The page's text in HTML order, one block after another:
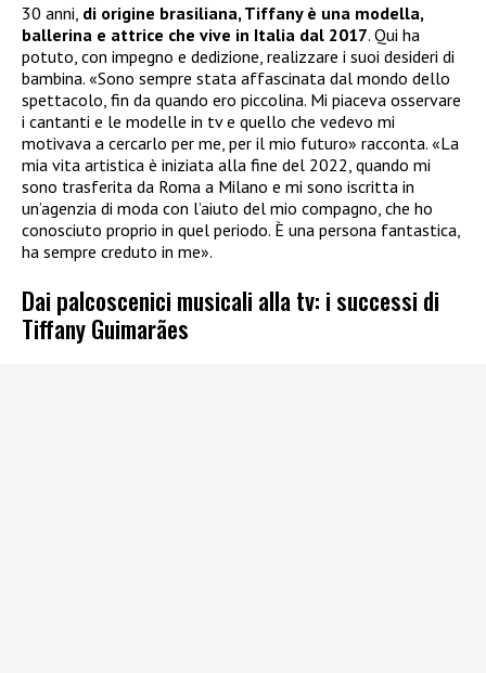
30 anni, di origine brasiliana, Tiffany è una modella,
ballerina e attrice che vive in Italia dal 2017. Qui ha
potuto, con impegno e dedizione, realizzare i suoi desideri di
bambina. «Sono sempre stata affascinata dal mondo dello
spettacolo, fin da quando ero piccolina. Mi piaceva osservare
i cantanti e le modelle in tv e quello che vedevo mi
motivava a cercarlo per me, per il mio futuro» racconta. «La
mia vita artistica è iniziata alla fine del 2022, quando mi
sono trasferita da Roma a Milano e mi sono iscritta in
un’agenzia di moda con l’aiuto del mio compagno, che ho
conosciuto proprio in quel periodo. È una persona fantastica,
ha sempre creduto in me».
Dai palcoscenici musicali alla tv: i successi di
Tiffany Guimarães